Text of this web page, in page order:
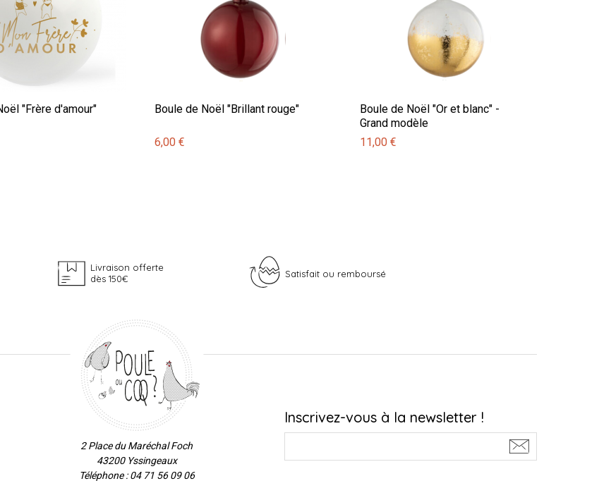
"Frère d'amour" Boule de Noël "Brillant rouge"
6,00 €
Boule de Noël "Or et blanc" -
Grand modèle
11,00 €
Livraison offerte
dès 150€
Satisfait ou remboursé
2 Place du Maréchal Foch
43200 Yssingeaux
Téléphone : 04 71 56 09 06
Inscrivez-vous à la newsletter !